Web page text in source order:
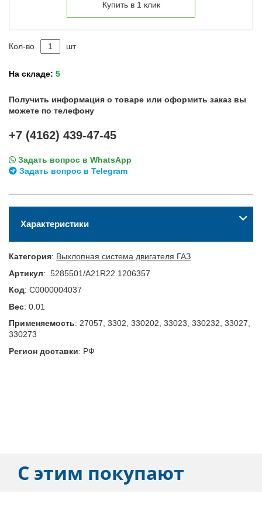
Купить в 1 клик
Кол-во шт
На складе: 5
Получить информация о товаре или оформить заказ вы
можете по телефону
+7 (4162) 439-47-45
Задать вопрос в WhatsApp
Задать вопрос в Telegram
Характеристики
Категория: Выхлопная система двигателя ГАЗ
Артикул: .5285501/A21R22.1206357
Код: С0000004037
Вес: 0.01
Применяемость: 27057, 3302, 330202, 33023, 330232, 33027,
330273
Регион доставки: РФ
С этим покупают